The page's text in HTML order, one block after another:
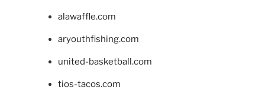
alawaffle.com
aryouthfishing.com
united-basketball.com
tios-tacos.com